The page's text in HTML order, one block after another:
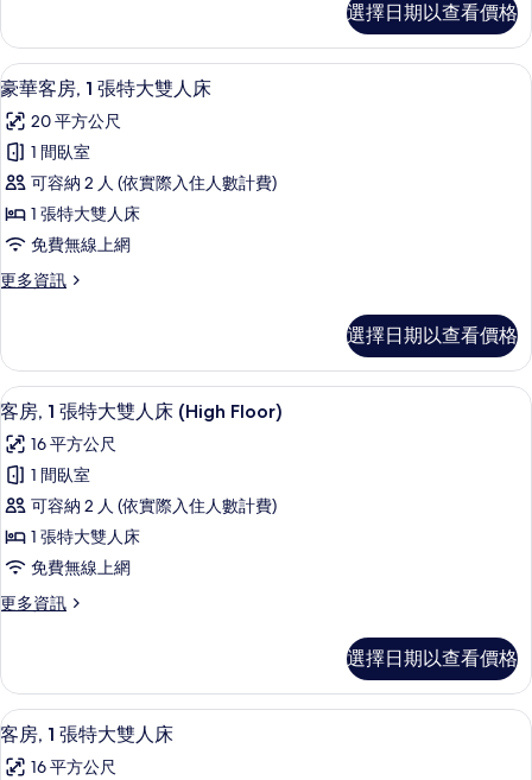
人
床
(View
High
Floor)
的
所
有
片
1
張
特
雙
人
床
(View
High
Floor)
的
詳
選擇日期以查看價格
顯
示
豪
華
客
房,
張
大
雙
人
床
的
所
有
相
片
豪華客房, 1 張特大雙人床 | 免費迷你
6
豪華客房, 1 張特大雙人床
20 平方公尺
1 間臥室
可容納 2 人 (依實際入住人數計費)
1 張特大雙人床
免費無線上網
更多資訊
更
客
房,
1
特
大
雙
人
床
的
詳
情
選擇日期以查看價格
顯
示
客
房,
1
張
特
大
人
床
(High
Floor)
免費迷你吧、客房內保險箱、書桌、隔
8
客房, 1 張特大雙人床 (High Floor)
16 平方公尺
1 間臥室
可容納 2 人 (依實際入住人數計費)
1 張特大雙人床
免費無線上網
更多資訊
更
1
張
特
雙
選擇日期以查看價格
顯
示
免費迷你吧、客房內保險箱、書桌、隔
6
客房, 1 張特大雙人床
16 平方公尺